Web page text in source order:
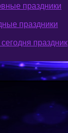
праздники
праздники
сегодня праздник